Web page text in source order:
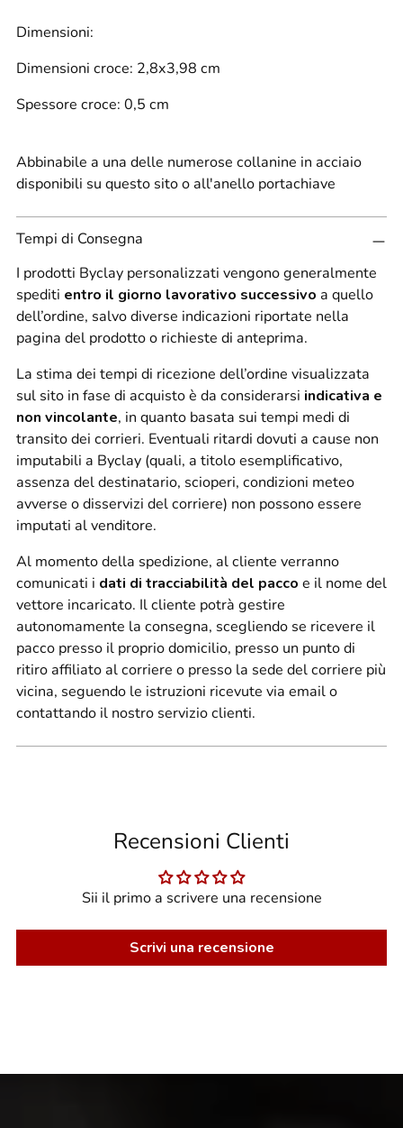
Dimensioni:
Dimensioni croce: 2,8x3,98 cm
Spessore croce: 0,5 cm
Abbinabile a una delle numerose collanine in acciaio
disponibili su questo sito o all'anello portachiave
Tempi di Consegna
I prodotti Byclay personalizzati vengono generalmente
spediti entro il giorno lavorativo successivo a quello
dell’ordine, salvo diverse indicazioni riportate nella
pagina del prodotto o richieste di anteprima.
La stima dei tempi di ricezione dell’ordine visualizzata
sul sito in fase di acquisto è da considerarsi indicativa e
non vincolante, in quanto basata sui tempi medi di
transito dei corrieri. Eventuali ritardi dovuti a cause non
imputabili a Byclay (quali, a titolo esemplificativo,
assenza del destinatario, scioperi, condizioni meteo
avverse o disservizi del corriere) non possono essere
imputati al venditore.
Al momento della spedizione, al cliente verranno
comunicati i dati di tracciabilità del pacco e il nome del
vettore incaricato. Il cliente potrà gestire
autonomamente la consegna, scegliendo se ricevere il
pacco presso il proprio domicilio, presso un punto di
ritiro affiliato al corriere o presso la sede del corriere più
vicina, seguendo le istruzioni ricevute via email o
contattando il nostro servizio clienti.
Recensioni Clienti
Sii il primo a scrivere una recensione
Scrivi una recensione